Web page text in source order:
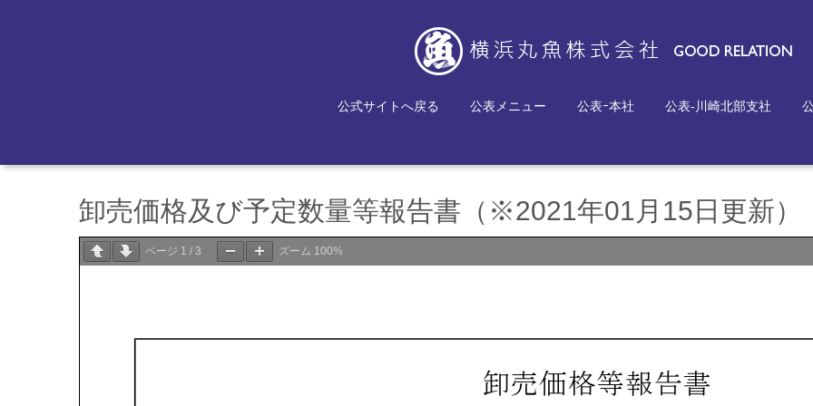
公式サイトへ戻る 公表メニュー 公表ｰ本社 公表-川崎北部支社
卸売価格及び予定数量等報告書（※2021年01月15日更新）
ページ 1 / 3 ズーム 100%